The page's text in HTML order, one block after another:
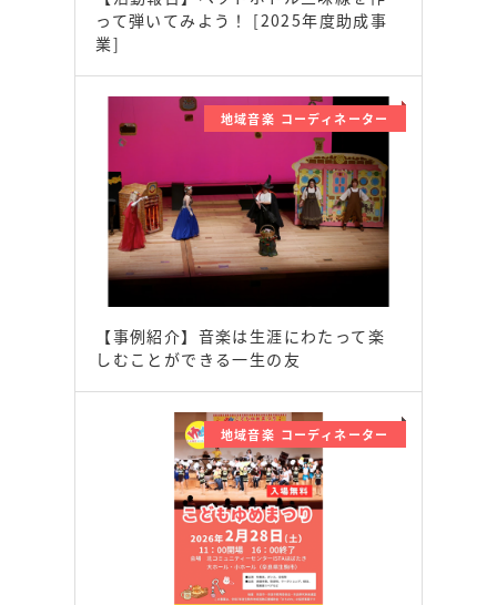
って弾いてみよう！ [2025年度助成事
業]
地域音楽 コーディネーター
【事例紹介】音楽は生涯にわたって楽
しむことができる一生の友
地域音楽 コーディネーター